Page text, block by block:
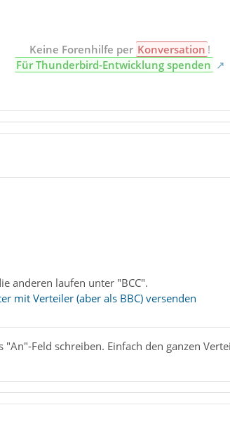
Keine Forenhilfe per Konversation !
Für Thunderbird-Entwicklung spenden
anderen laufen unter "BCC".
mit Verteiler (aber als BBC) versenden
Feld schreiben. Einfach den ganzen